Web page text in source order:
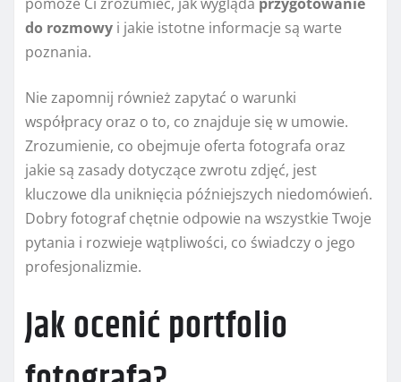
do rozmowy i jakie istotne informacje są warte
poznania.
Nie zapomnij również zapytać o warunki
współpracy oraz o to, co znajduje się w umowie.
Zrozumienie, co obejmuje oferta fotografa oraz
jakie są zasady dotyczące zwrotu zdjęć, jest
kluczowe dla uniknięcia późniejszych niedomówień.
Dobry fotograf chętnie odpowie na wszystkie Twoje
pytania i rozwieje wątpliwości, co świadczy o jego
profesjonalizmie.
Jak ocenić portfolio